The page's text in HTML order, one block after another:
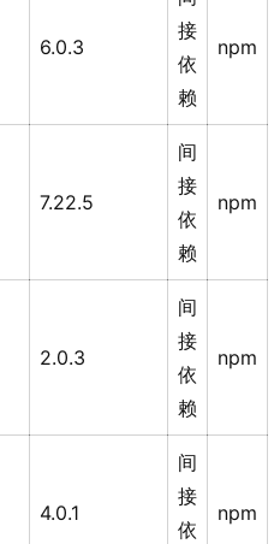
6.0.3
接
依
赖
npm
7.22.5
间
接
依
赖
npm
2.0.3
间
接
依
赖
npm
4.0.1
间
接
依
npm